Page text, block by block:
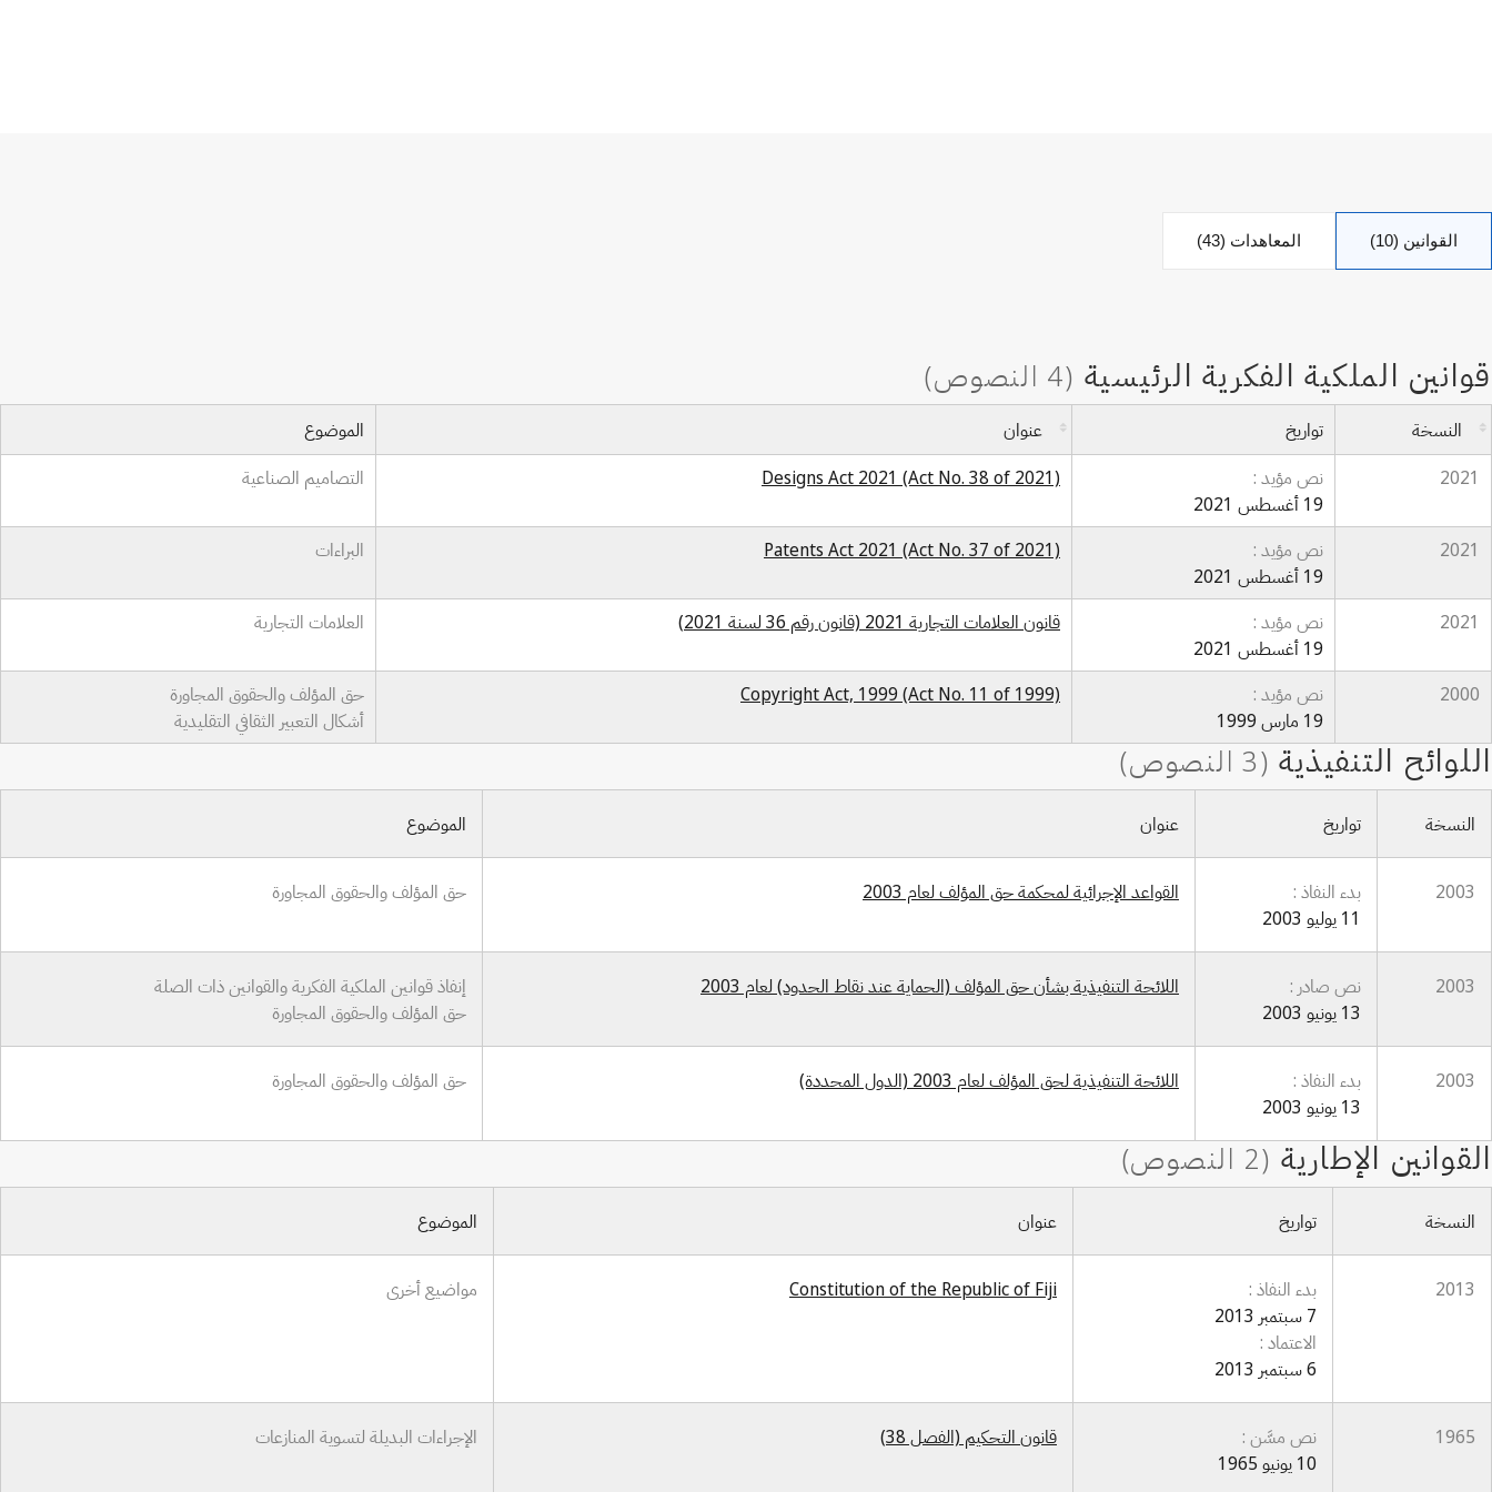
القوانين (10) المعاهدات (43)
النسخة تواريخ عنوان
الموضوع
2021
نص مؤيد :
19 أغسطس 2021
Designs Act 2021 (Act No. 38 of 2021) التصاميم الصناعية
2021
نص مؤيد :
19 أغسطس 2021
Patents Act 2021 (Act No. 37 of 2021) البراءات
2021
نص مؤيد :
19 أغسطس 2021
قانون العلامات التجارية 2021 (قانون رقم 36 لسنة 2021) العلامات التجارية
2000
نص مؤيد :
19 مارس 1999
Copyright Act, 1999 (Act No. 11 of 1999)
حق المؤلف والحقوق المجاورة
أشكال التعبير الثقافي التقليدية
النسخة تواريخ عنوان الموضوع
2003
بدء النفاذ :
11 يوليو 2003
القواعد الإجرائية لمحكمة حق المؤلف لعام 2003 حق المؤلف والحقوق المجاورة
2003
نص صادر :
13 يونيو 2003
اللائحة التنفيذية بشأن حق المؤلف (الحماية عند نقاط الحدود) لعام 2003
إنفاذ قوانين الملكية الفكرية والقوانين ذات الصلة
حق المؤلف والحقوق المجاورة
2003
بدء النفاذ :
13 يونيو 2003
اللائحة التنفيذية لحق المؤلف لعام 2003 (الدول المحددة) حق المؤلف والحقوق المجاورة
النسخة تواريخ عنوان الموضوع
2013
بدء النفاذ :
7 سبتمبر 2013
الاعتماد :
6 سبتمبر 2013
Constitution of the Republic of Fiji مواضيع أخرى
1965
نص مسَّن :
10 يونيو 1965
قانون التحكيم (الفصل 38) الإجراءات البديلة لتسوية المنازعات